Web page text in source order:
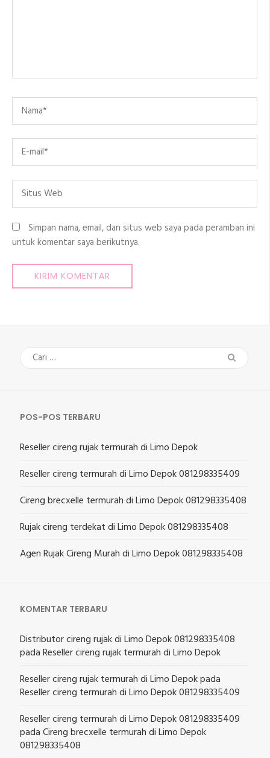
Name
Email
Situs
Web
Simpan nama, email, dan situs web saya pada peramban ini
untuk komentar saya berikutnya.
Cari
untuk:
POS-POS TERBARU
Reseller cireng rujak termurah di Limo Depok
Reseller cireng termurah di Limo Depok 081298335409
Cireng brecxelle termurah di Limo Depok 081298335408
Rujak cireng terdekat di Limo Depok 081298335408
Agen Rujak Cireng Murah di Limo Depok 081298335408
KOMENTAR TERBARU
Distributor cireng rujak di Limo Depok 081298335408
padaReseller cireng rujak termurah di Limo Depok
Reseller cireng rujak termurah di Limo Depokpada
Reseller cireng termurah di Limo Depok 081298335409
Reseller cireng termurah di Limo Depok 081298335409
padaCireng brecxelle termurah di Limo Depok
081298335408